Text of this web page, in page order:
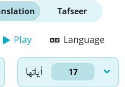
Tafseer
Play Language
اٰياتها 17